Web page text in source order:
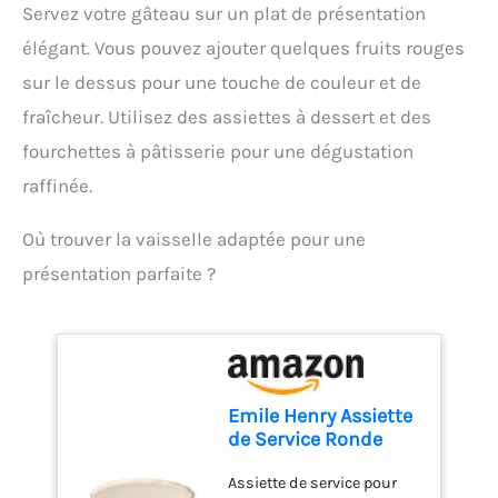
accessoires. Compact et
pratique pour un usage
quotidien : Léger, doté d'un
câble de 1 mètre et d'un
design compact, ce mixeur
parfait pour toutes vos
Servez votre gâteau sur un plat de présentation
élégant. Vous pouvez ajouter quelques fruits rouges
sur le dessus pour une touche de couleur et de
fraîcheur. Utilisez des assiettes à dessert et des
fourchettes à pâtisserie pour une dégustation
raffinée.
Où trouver la vaisselle adaptée pour une
présentation parfaite ?
Emile Henry Assiette
de Service Ronde
Céramique Haute
Assiette de service pour